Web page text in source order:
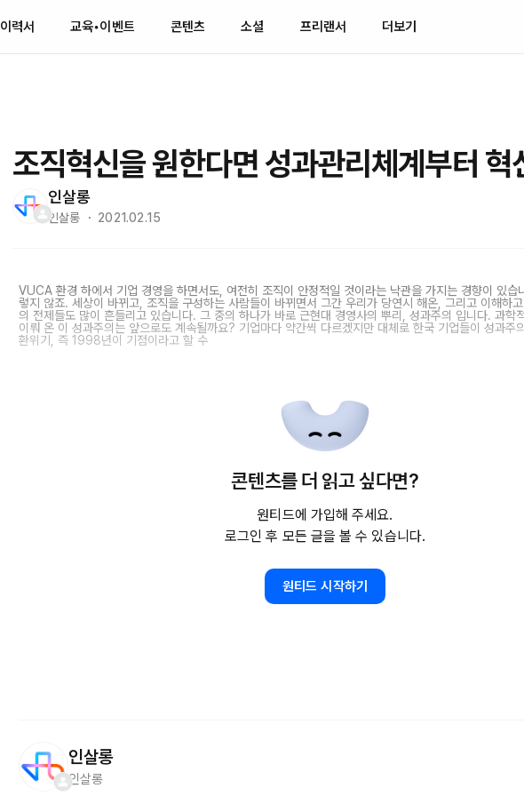
이력서 교육•이벤트 콘텐츠 소셜 프리랜서 더보기
조직혁신을 원한다면 성과관리체계부터 혁
인살롱
인살롱 ・ 2021.02.15
VUCA 환경 하에서 기업 경영을 하면서도, 여전히 조직이 안정적일 것이라는 낙관을 가지는 경향이 있습
렇지 않죠. 세상이 바뀌고, 조직을 구성하는 사람들이 바뀌면서 그간 우리가 당연시 해온, 그리고 이해하
의 전제들도 많이 흔들리고 있습니다. 그 중의 하나가 바로 근현대 경영사의 뿌리, 성과주의 입니다. 과학
이뤄 온 이 성과주의는 앞으로도 계속될까요? 기업마다 약간씩 다르겠지만 대체로 한국 기업들이 성과주
환위기, 즉 1998년이 기점이라고 할 수
콘텐츠를 더 읽고 싶다면?
원티드에 가입해 주세요.
로그인 후 모든 글을 볼 수 있습니다.
원티드 시작하기
인살롱
인살롱